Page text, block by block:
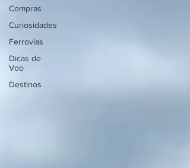
Compras
Curiosidades
Ferrovias
Dicas de
Voo
Destinos